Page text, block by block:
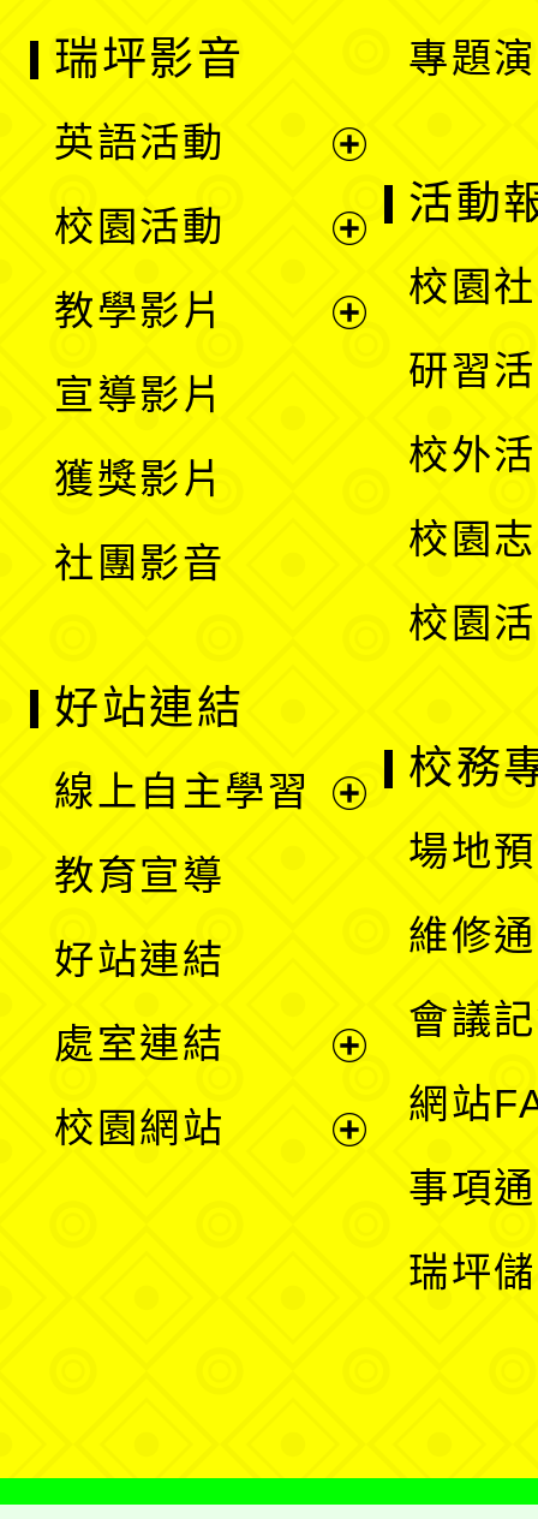
專題
瑞坪影音
英語活動
選
校園活動
教學影片
宣導影片
獲獎影片
社團影音
活動
校園
研習
校外
校園
校園
好站連結
線上自主學習
單
教育宣導
好站連結
處室連結
校園網站
校務
場地
維修
會議
網站
事項
瑞坪